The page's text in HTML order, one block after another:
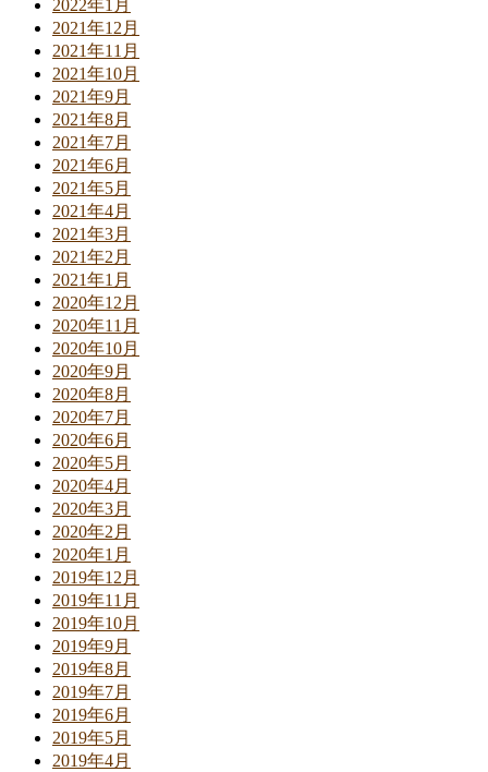
2022年1月
2021年12月
2021年11月
2021年10月
2021年9月
2021年8月
2021年7月
2021年6月
2021年5月
2021年4月
2021年3月
2021年2月
2021年1月
2020年12月
2020年11月
2020年10月
2020年9月
2020年8月
2020年7月
2020年6月
2020年5月
2020年4月
2020年3月
2020年2月
2020年1月
2019年12月
2019年11月
2019年10月
2019年9月
2019年8月
2019年7月
2019年6月
2019年5月
2019年4月